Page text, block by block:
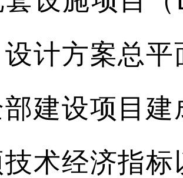
设计方案总
建设项目
术经济指